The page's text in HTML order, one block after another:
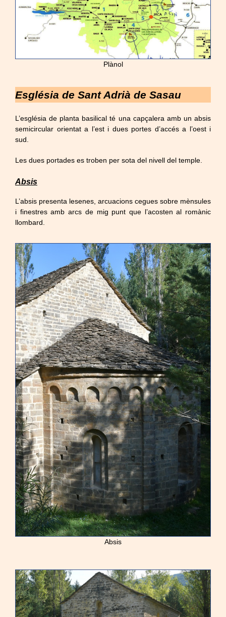
Plànol
Església de Sant Adrià de Sasau
L’església de planta basilical té una capçalera amb un absis
semicircular orientat a l’est i dues portes d’accés a l’oest i
sud.
Les dues portades es troben per sota del nivell del temple.
Absis
L’absis presenta lesenes, arcuacions cegues sobre mènsules
i finestres amb arcs de mig punt que l’acosten al romànic
llombard.
Absis